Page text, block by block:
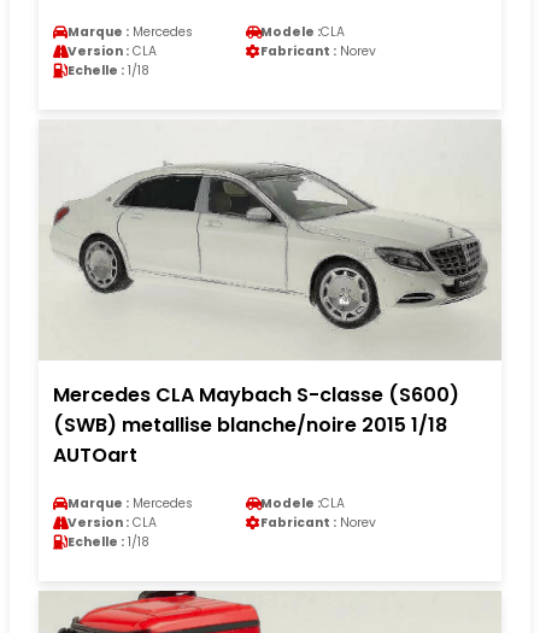
Marque : Mercedes Modele :CLA
Version : CLA Fabricant : Norev
Echelle : 1/18
Mercedes CLA Maybach S-classe (S600)
(SWB) metallise blanche/noire 2015 1/18
AUTOart
Marque : Mercedes Modele :CLA
Version : CLA Fabricant : Norev
Echelle : 1/18